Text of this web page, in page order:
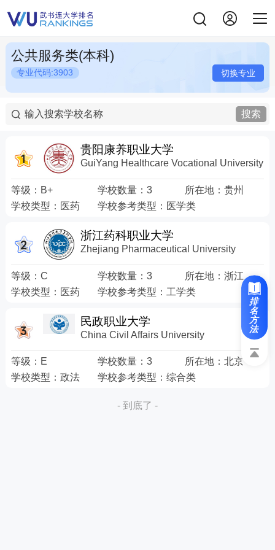
公共服务类(本科)
专业代码:3903 切换专业
搜索
贵阳康养职业大学
GuiYang Healthcare Vocational University
等级： B+ 学校数量：3 所在地： 贵州
学校类型： 医药 学校参考类型： 医学类
浙江药科职业大学
Zhejiang Pharmaceutical University
等级： C 学校数量：3 所在地： 浙江
学校类型： 医药 学校参考类型： 工学类
民政职业大学
China Civil Affairs University
等级： E 学校数量：3 所在地： 北京
学校类型： 政法 学校参考类型：综合类
- 到底了 -
排
名
方
法